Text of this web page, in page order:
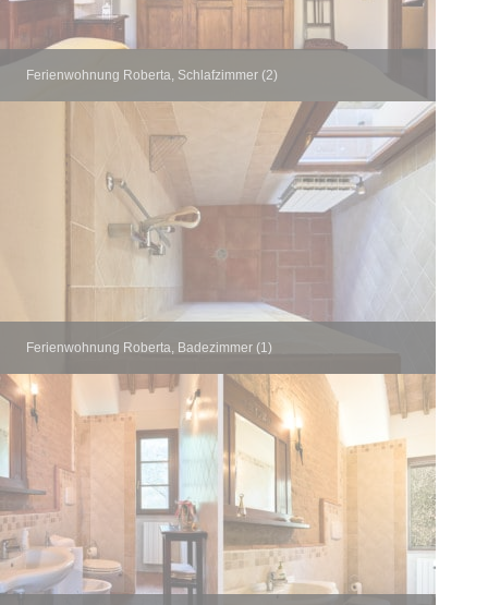
Ferienwohnung Roberta, Schlafzimmer (2)
Ferienwohnung Roberta, Badezimmer (1)